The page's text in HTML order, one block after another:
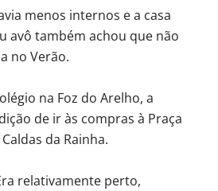
menos internos e a casa
avô também achou que não
no Verão.
na Foz do Arelho, a
de ir às compras à Praça
da Rainha.
relativamente perto,